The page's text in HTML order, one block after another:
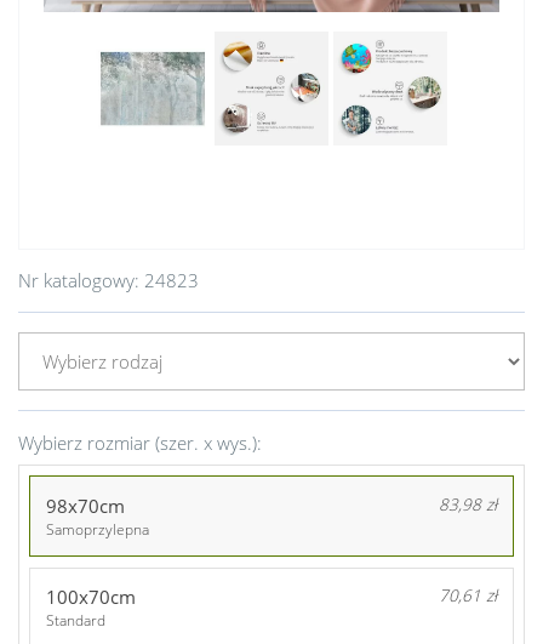
Nr katalogowy: 24823
Wybierz rozmiar (szer. x wys.):
98x70cm 83,98 zł
Samoprzylepna
100x70cm 70,61 zł
Standard